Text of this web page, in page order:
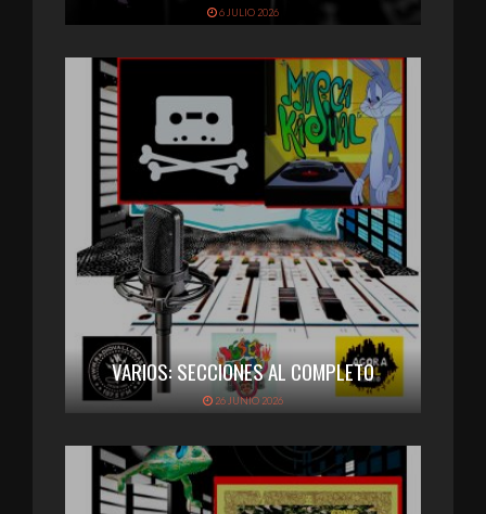
6 JULIO 2026
VARIOS: SECCIONES AL COMPLETO
26 JUNIO 2026